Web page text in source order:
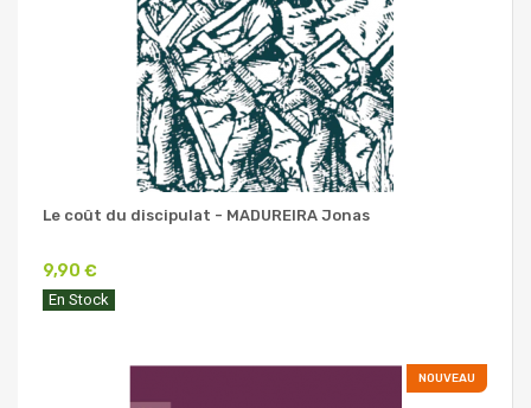
Le coût du discipulat - MADUREIRA Jonas
9,90 €
En Stock
NOUVEAU